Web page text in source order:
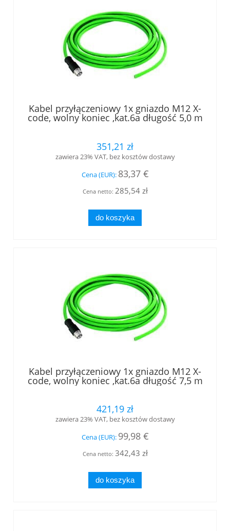
Kabel przyłączeniowy 1x gniazdo M12 X-
code, wolny koniec ,kat.6a długość 5,0 m
351,21 zł
zawiera 23% VAT, bez kosztów dostawy
Cena (EUR): 83,37 €
Cena netto: 285,54 zł
do koszyka
Kabel przyłączeniowy 1x gniazdo M12 X-
code, wolny koniec ,kat.6a długość 7,5 m
421,19 zł
zawiera 23% VAT, bez kosztów dostawy
Cena (EUR): 99,98 €
Cena netto: 342,43 zł
do koszyka